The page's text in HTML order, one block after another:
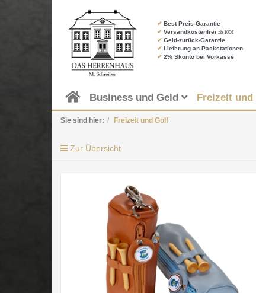
✔ Best-Preis-Garantie
✔ Versandkostenfrei ab 100€
✔ Geld-zurück-Garantie
✔ Lieferung an Packstationen
✔ 2% Skonto bei Vorkasse
Business und Geld Freizeit und
Sie sind hier: Freizeit und Golf
Zur Übersicht